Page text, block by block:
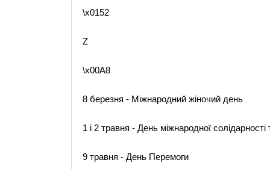
\x0152
Z
\x00A8
8 березня - Міжнародний жіночий день
1 і 2 травня - День міжнародної
9 травня - День Перемоги